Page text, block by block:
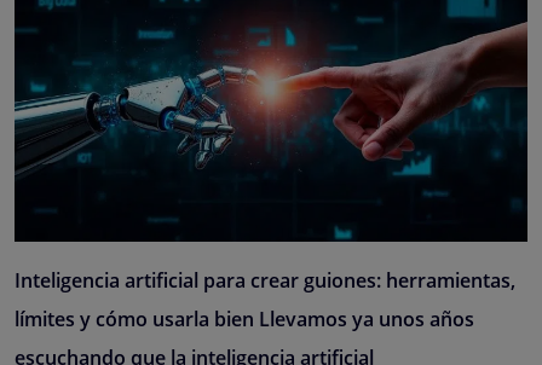
Inteligencia artificial para crear guiones: herramientas,
límites y cómo usarla bien Llevamos ya unos años
escuchando que la inteligencia artificial